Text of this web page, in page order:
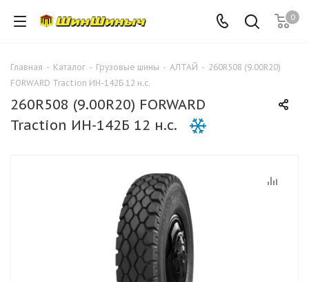
0
Главная - Каталог - Грузовые шины - АЛТАЙ - 260R508 (9.00R20)
FORWARD Traction ИН-142Б 12 н.с.
260R508 (9.00R20) FORWARD
Traction ИН-142Б 12 н.с.